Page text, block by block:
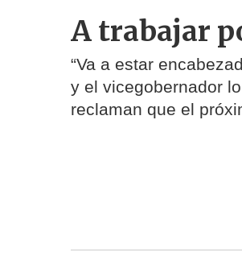
A trabajar
“Va a estar
y el vicegobernador
reclaman que el